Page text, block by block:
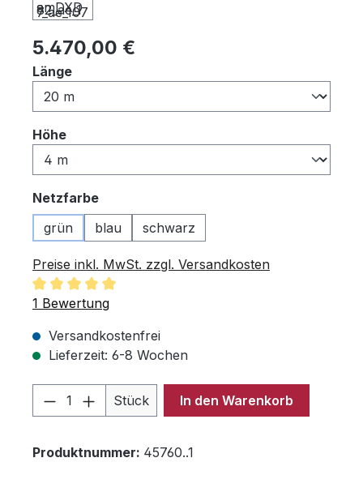
Regulärer Preis:
5.470,00 €
Längeauswählen
Höheauswählen
Netzfarbeauswählen
grün
blau schwarz
Preise inkl. MwSt. zzgl. Versandkosten
Durchschnittliche Bewertung von 5 von 5 Sternen
1 Bewertung
Versandkostenfrei
Lieferzeit: 6-8 Wochen
Produkt Anzahl: Gib den
Stück In den Warenkorb
Produktnummer: 45760..1